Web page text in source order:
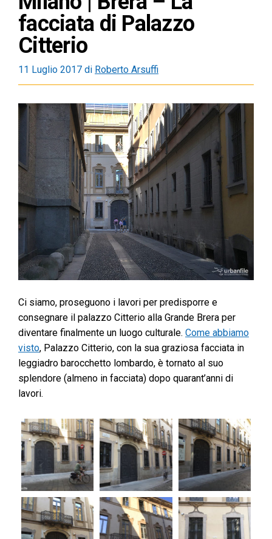
facciata di Palazzo
Citterio
11 Luglio 2017 di Roberto Arsuffi
Ci siamo, proseguono i lavori per predisporre e
consegnare il palazzo Citterio alla Grande Brera per
diventare finalmente un luogo culturale. Come abbiamo
visto, Palazzo Citterio, con la sua graziosa facciata in
leggiadro barocchetto lombardo, è tornato al suo
splendore (almeno in facciata) dopo quarant’anni di
lavori.